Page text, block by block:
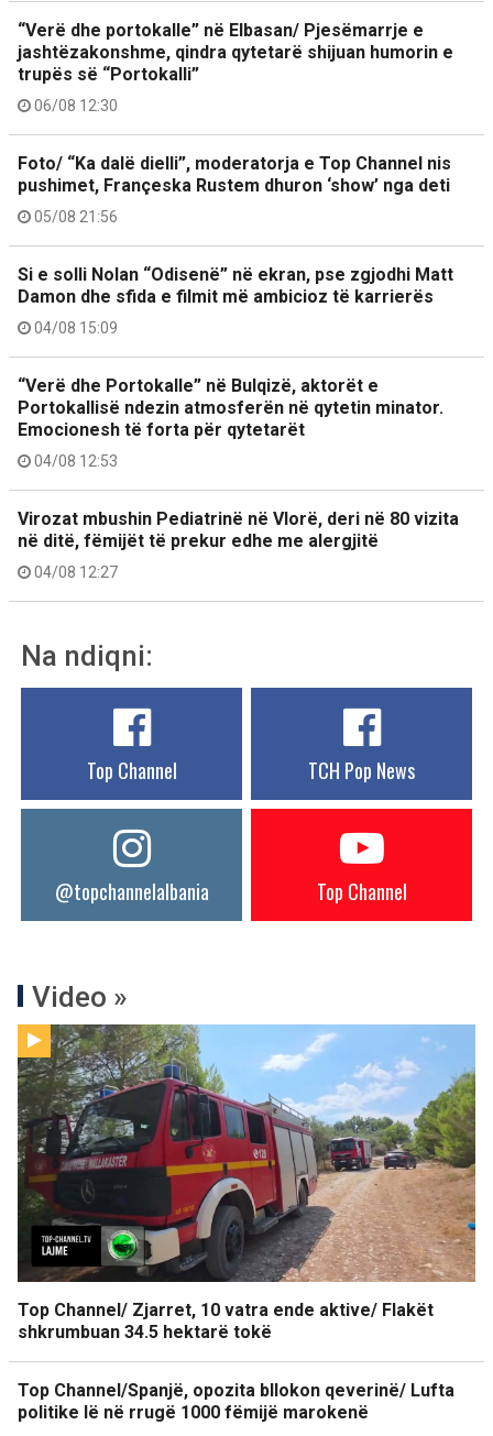
“Verë dhe portokalle” në Elbasan/ Pjesëmarrje e
jashtëzakonshme, qindra qytetarë shijuan humorin e
trupës së “Portokalli”
06/08 12:30
Foto/ “Ka dalë dielli”, moderatorja e Top Channel nis
pushimet, Françeska Rustem dhuron ‘show’ nga deti
05/08 21:56
Si e solli Nolan “Odisenë” në ekran, pse zgjodhi Matt
Damon dhe sfida e filmit më ambicioz të karrierës
04/08 15:09
“Verë dhe Portokalle” në Bulqizë, aktorët e
Portokallisë ndezin atmosferën në qytetin minator.
Emocionesh të forta për qytetarët
04/08 12:53
Virozat mbushin Pediatrinë në Vlorë, deri në 80 vizita
në ditë, fëmijët të prekur edhe me alergjitë
04/08 12:27
Na ndiqni:
Top Channel TCH Pop News
@topchannelalbania Top Channel
Video »
Top Channel/ Zjarret, 10 vatra ende aktive/ Flakët
shkrumbuan 34.5 hektarë tokë
Top Channel/Spanjë, opozita bllokon qeverinë/ Lufta
politike lë në rrugë 1000 fëmijë marokenë